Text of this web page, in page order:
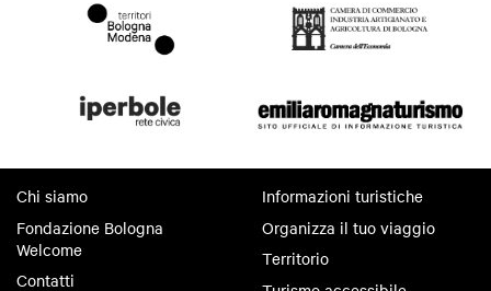
Chi siamo
Fondazione Bologna
Welcome
Contatti
Informazioni turistiche
Organizza il tuo viaggio
Territorio